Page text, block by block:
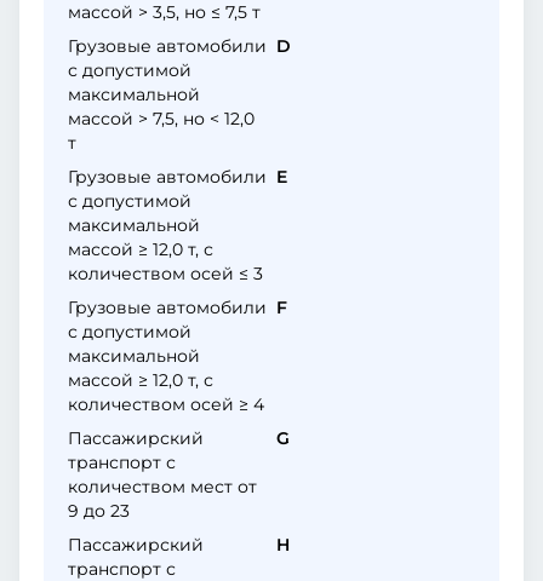
массой > 3,5, но ≤ 7,5 т
Грузовые автомобили
с допустимой
максимальной
массой > 7,5, но < 12,0
т
D
Грузовые автомобили
с допустимой
максимальной
массой ≥ 12,0 т, с
количеством осей ≤ 3
E
Грузовые автомобили
с допустимой
максимальной
массой ≥ 12,0 т, с
количеством осей ≥ 4
F
Пассажирский
транспорт с
количеством мест от
9 до 23
G
Пассажирский
транспорт с
H